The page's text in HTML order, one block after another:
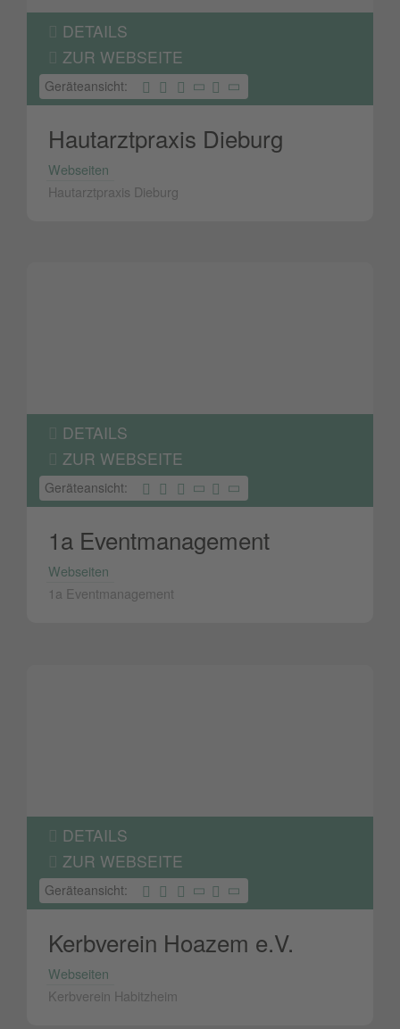
DETAILS
ZUR WEBSEITE
Geräteansicht:
Hautarztpraxis Dieburg
Webseiten
Hautarztpraxis Dieburg
DETAILS
ZUR WEBSEITE
Geräteansicht:
1a Eventmanagement
Webseiten
1a Eventmanagement
DETAILS
ZUR WEBSEITE
Geräteansicht:
Kerbverein Hoazem e.V.
Webseiten
Kerbverein Habitzheim